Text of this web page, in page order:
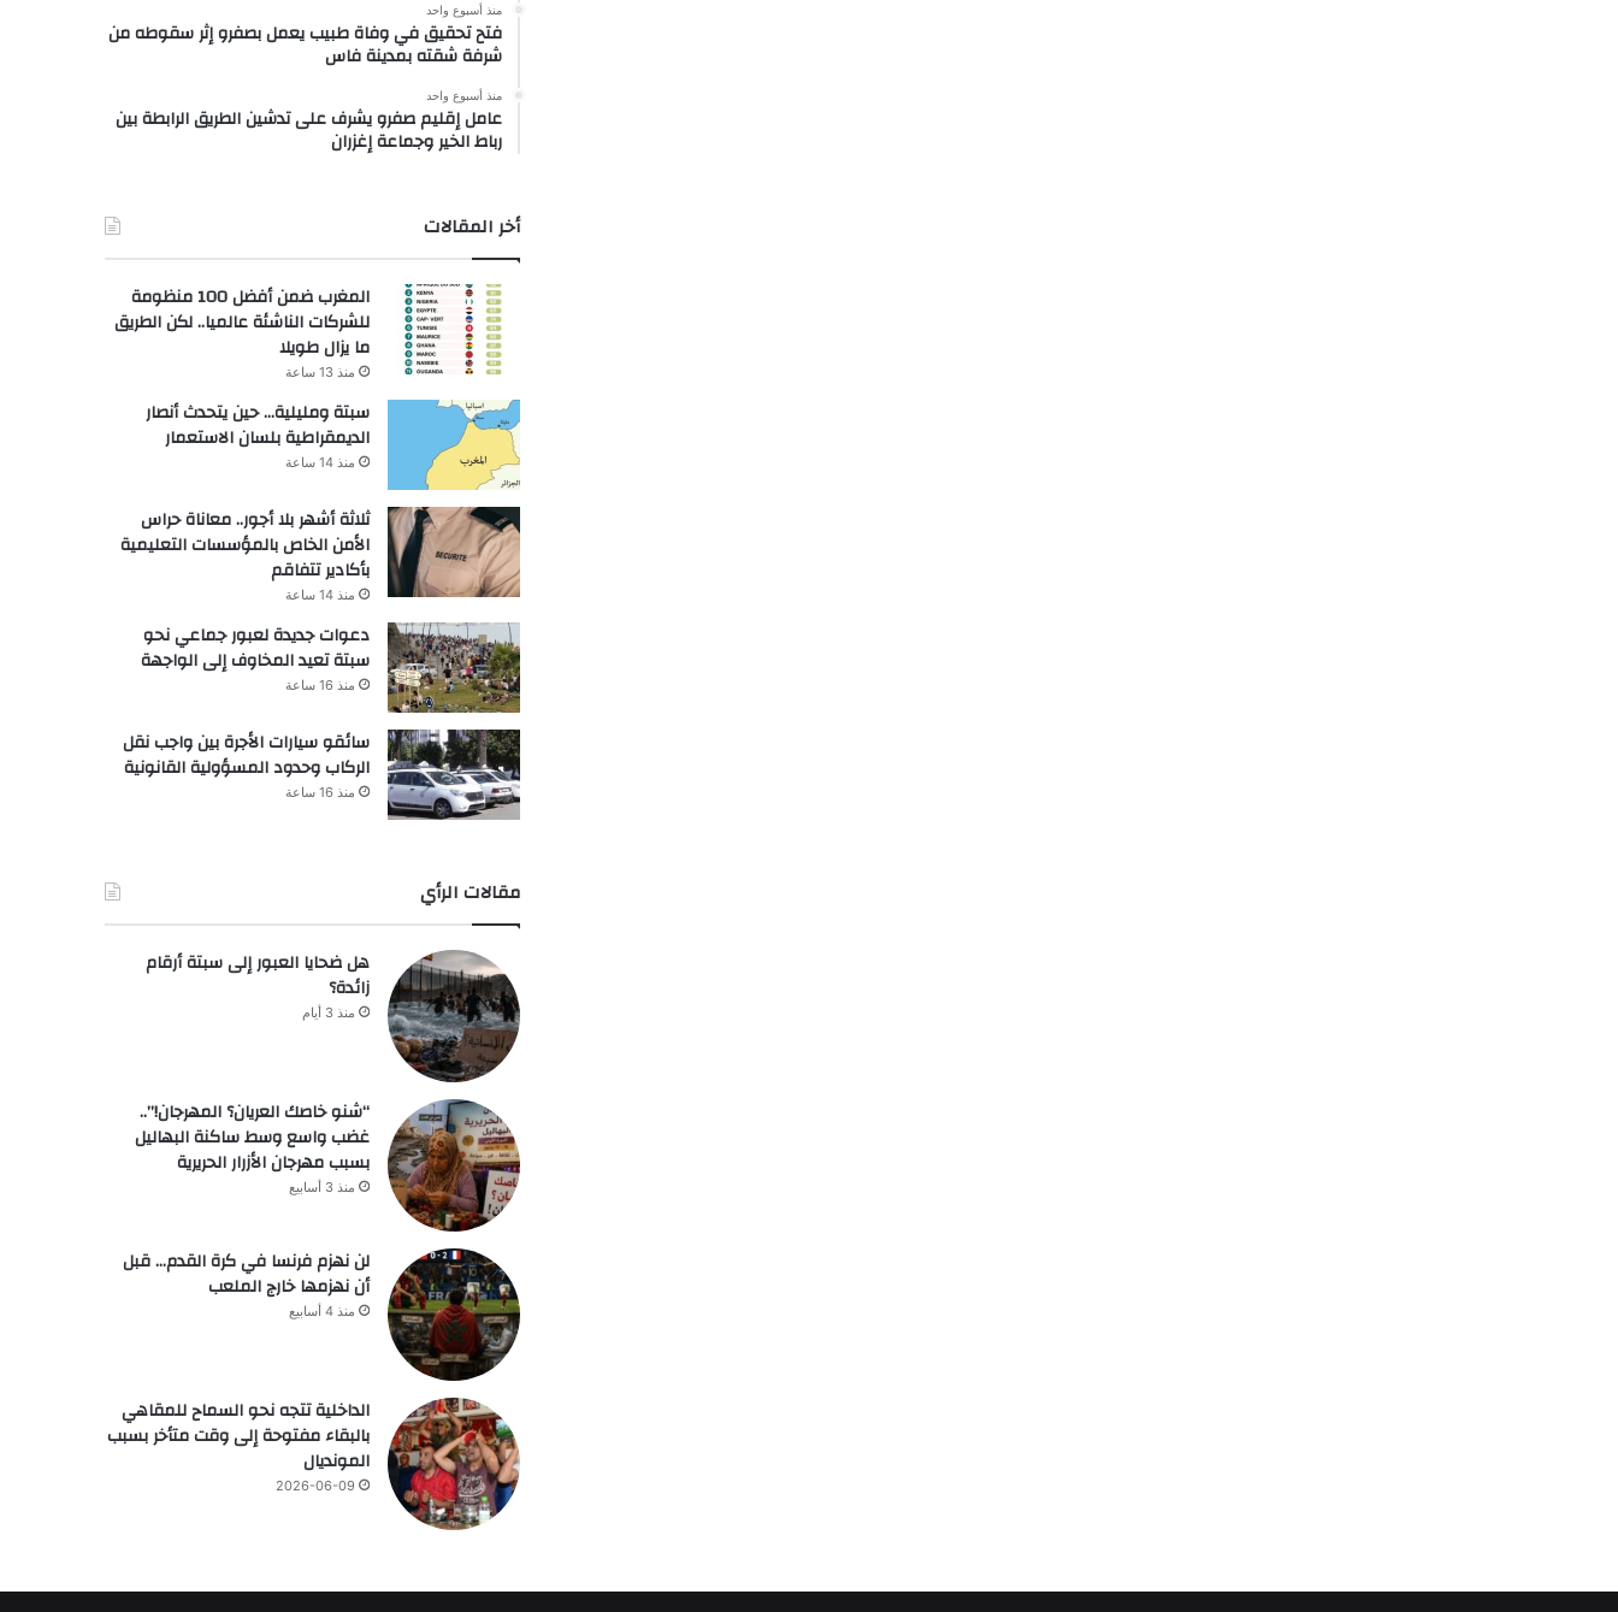
منذ أسبوع واحد
فتح تحقيق في وفاة طبيب يعمل بصفرو إثر سقوطه من
شرفة شقته بمدينة فاس
منذ أسبوع واحد
عامل إقليم صفرو يشرف على تدشين الطريق الرابطة بين
رباط الخير وجماعة إغزران
أخر المقالات
المغرب ضمن أفضل 100 منظومة
للشركات الناشئة عالميا.. لكن الطريق
ما يزال طويلا
منذ 13 ساعة
سبتة ومليلية… حين يتحدث أنصار
الديمقراطية بلسان الاستعمار
منذ 14 ساعة
ثلاثة أشهر بلا أجور.. معاناة حراس
الأمن الخاص بالمؤسسات التعليمية
بأكادير تتفاقم
منذ 14 ساعة
دعوات جديدة لعبور جماعي نحو
سبتة تعيد المخاوف إلى الواجهة
منذ 16 ساعة
سائقو سيارات الأجرة بين واجب نقل
الركاب وحدود المسؤولية القانونية
منذ 16 ساعة
مقالات الرأي
هل ضحايا العبور إلى سبتة أرقام
زائدة؟
منذ 3 أيام
“شنو خاصك العريان؟ المهرجان!”..
غضب واسع وسط ساكنة البهاليل
بسبب مهرجان الأزرار الحريرية
منذ 3 أسابيع
لن نهزم فرنسا في كرة القدم… قبل
أن نهزمها خارج الملعب
منذ 4 أسابيع
الداخلية تتجه نحو السماح للمقاهي
بالبقاء مفتوحة إلى وقت متأخر بسبب
المونديال
2026-06-09